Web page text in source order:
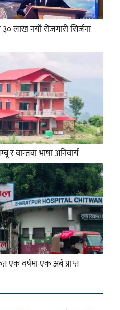
लाख नयाँ रोजगारी सिर्जना
र वान्तवा भाषा अनिवार्य
एक वर्षमा एक अर्ब प्राप्त